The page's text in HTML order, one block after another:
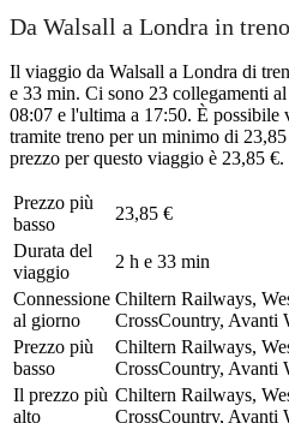
Da Walsall a Londra in treno
Il viaggio da Walsall a Londra di
e 33 min. Ci sono 23 collegamenti
08:07 e l'ultima a 17:50. È possibile
tramite treno per un minimo di
prezzo per questo viaggio è 23,85 €.
Prezzo più
basso
23,85 €
Durata del
viaggio
2 h e 33 min
Connessione
al giorno
Chiltern Railways,
CrossCountry, Avanti
Prezzo più
basso
Chiltern Railways,
CrossCountry, Avanti
Il prezzo più
alto
Chiltern Railways,
CrossCountry, Avanti